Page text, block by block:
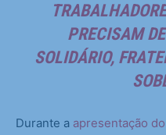
PRECISAM
SOLIDÁRIO,
Durante a apresentação